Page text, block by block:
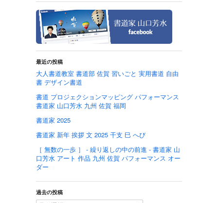
最近の投稿
大人書道教室 書道部 佐賀 習いごと 実用書道 自由
書 デザイン書道
書道 プロジェクションマッピング パフォーマンス
書道家 山口芳水 九州 佐賀 福岡
書道家 2025
書道家 新年 挨拶 文 2025 干支 巳 へび
［ 無数の一歩 ］ - 繰り返しの中の前進 - 書道家 山
口芳水 アート 作品 九州 佐賀 パフォーマンス オー
ダー
過去の投稿